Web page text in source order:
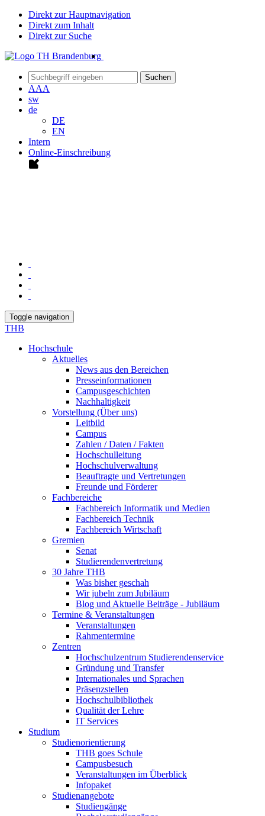
Direkt zur Hauptnavigation
Direkt zum Inhalt
Direkt zur Suche
Suchen
AAA
sw
de
DE
EN
Intern
Online-Einschreibung
Toggle navigation
THB
Hochschule
Aktuelles
News aus den Bereichen
Presseinformationen
Campusgeschichten
Nachhaltigkeit
Vorstellung (Über uns)
Leitbild
Campus
Zahlen / Daten / Fakten
Hochschulleitung
Hochschulverwaltung
Beauftragte und Vertretungen
Freunde und Förderer
Fachbereiche
Fachbereich Informatik und Medien
Fachbereich Technik
Fachbereich Wirtschaft
Gremien
Senat
Studierendenvertretung
30 Jahre THB
Was bisher geschah
Wir jubeln zum Jubiläum
Blog und Aktuelle Beiträge - Jubiläum
Termine & Veranstaltungen
Veranstaltungen
Rahmentermine
Zentren
Hochschulzentrum Studierendenservice
Gründung und Transfer
Internationales und Sprachen
Präsenzstellen
Hochschulbibliothek
Qualität der Lehre
IT Services
Studium
Studienorientierung
THB goes Schule
Campusbesuch
Veranstaltungen im Überblick
Infopaket
Studienangebote
Studiengänge